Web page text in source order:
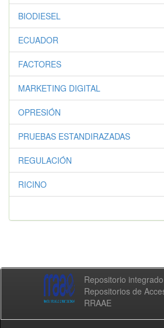
BIODIESEL
ECUADOR
FACTORES
MARKETING DIGITAL
OPRESIÓN
PRUEBAS ESTANDIRAZADAS
REGULACIÓN
RICINO
Repositorio
Repositorios de
RRAAE